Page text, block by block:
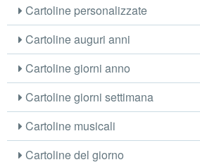
Cartoline personalizzate
Cartoline auguri anni
Cartoline giorni anno
Cartoline giorni settimana
Cartoline musicali
Cartoline del giorno